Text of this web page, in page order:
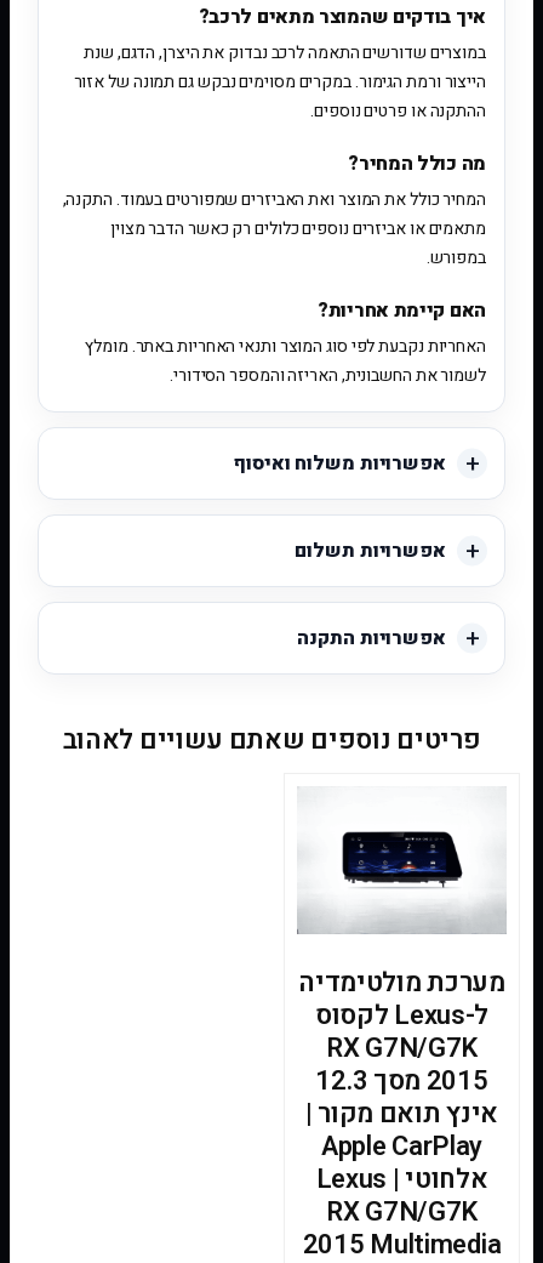
איך בודקים שהמוצר מתאים לרכב?
במוצרים שדורשים התאמה לרכב נבדוק את היצרן, הדגם, שנת
הייצור ורמת הגימור. במקרים מסוימים נבקש גם תמונה של אזור
ההתקנה או פרטים נוספים.
מה כולל המחיר?
המחיר כולל את המוצר ואת האביזרים שמפורטים בעמוד. התקנה,
מתאמים או אביזרים נוספים כלולים רק כאשר הדבר מצוין
במפורש.
האם קיימת אחריות?
האחריות נקבעת לפי סוג המוצר ותנאי האחריות באתר. מומלץ
לשמור את החשבונית, האריזה והמספר הסידורי.
אפשרויות משלוח ואיסוף
אפשרויות תשלום
אפשרויות התקנה
פריטים נוספים שאתם עשויים לאהוב
מערכת מולטימדיה
ל-Lexus לקסוס
RX G7N/G7K
2015 מסך 12.3
אינץ תואם מקור |
Apple CarPlay
אלחוטי | Lexus
RX G7N/G7K
2015 Multimedia